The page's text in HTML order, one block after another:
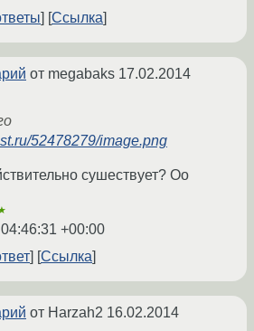
Ссылка
от megabaks 17.02.2014
52478279/image.png
сушествует? Оо
+00:00
Ссылка
от Harzah2 16.02.2014